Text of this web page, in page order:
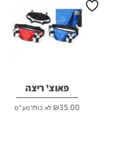
פאוצ' ריצה
₪35.00 לא כולל מע"מ